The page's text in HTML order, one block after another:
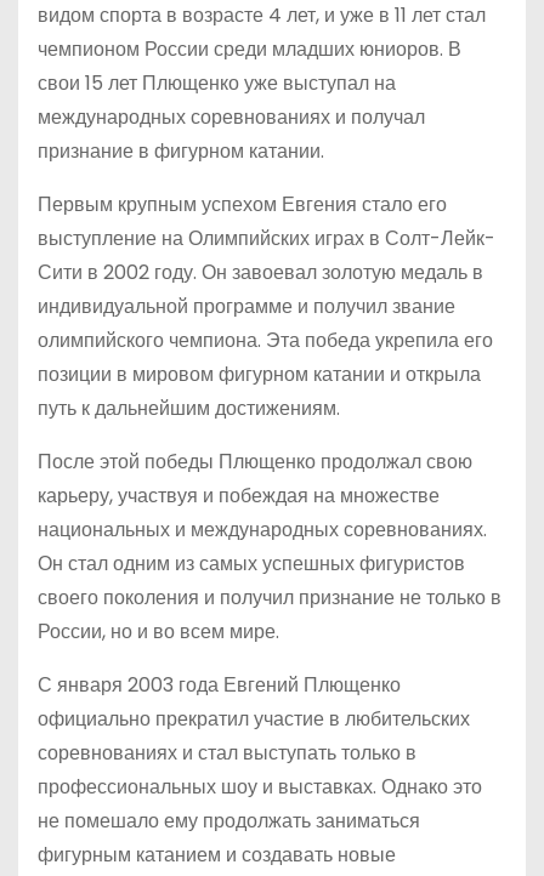
видом спорта в возрасте 4 лет, и уже в 11 лет стал
чемпионом России среди младших юниоров. В
свои 15 лет Плющенко уже выступал на
международных соревнованиях и получал
признание в фигурном катании.
Первым крупным успехом Евгения стало его
выступление на Олимпийских играх в Солт-Лейк-
Сити в 2002 году. Он завоевал золотую медаль в
индивидуальной программе и получил звание
олимпийского чемпиона. Эта победа укрепила его
позиции в мировом фигурном катании и открыла
путь к дальнейшим достижениям.
После этой победы Плющенко продолжал свою
карьеру, участвуя и побеждая на множестве
национальных и международных соревнованиях.
Он стал одним из самых успешных фигуристов
своего поколения и получил признание не только в
России, но и во всем мире.
С января 2003 года Евгений Плющенко
официально прекратил участие в любительских
соревнованиях и стал выступать только в
профессиональных шоу и выставках. Однако это
не помешало ему продолжать заниматься
фигурным катанием и создавать новые